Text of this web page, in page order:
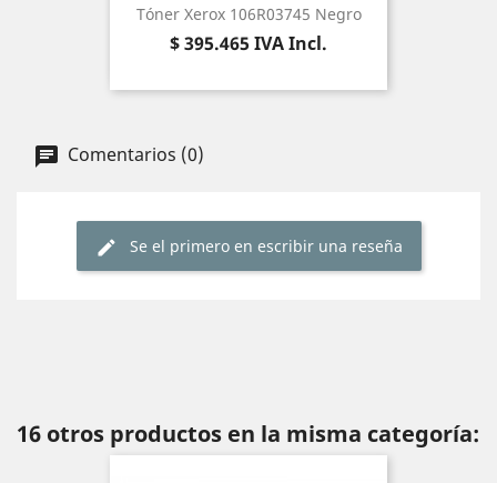
Tóner Xerox 106R03745 Negro
Precio
$ 395.465IVA Incl.
Comentarios (0)
Se el primero en escribir una reseña
16 otros productos en la misma categoría: